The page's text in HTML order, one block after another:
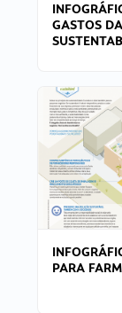
GASTOS
PARA